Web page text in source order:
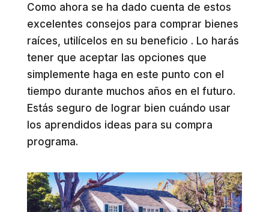
Como ahora se ha dado cuenta de estos
excelentes consejos para comprar bienes
raíces, utilícelos en su beneficio . Lo harás
tener que aceptar las opciones que
simplemente haga en este punto con el
tiempo durante muchos años en el futuro.
Estás seguro de lograr bien cuándo usar
los aprendidos ideas para su compra
programa.